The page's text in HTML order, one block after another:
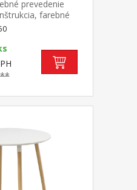
prevedenie
farebné
nohy,
nastaviteľné
s pochrómovanou
**